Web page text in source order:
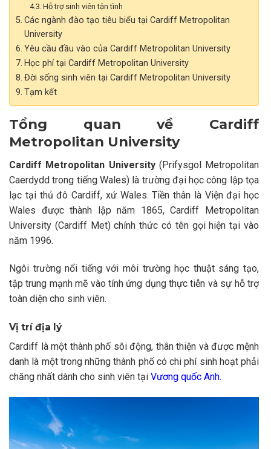
Hỗ trợ sinh viên tận tình
Các ngành đào tạo tiêu biểu tại Cardiff Metropolitan
University
Yêu cầu đầu vào của Cardiff Metropolitan University
Học phí tại Cardiff Metropolitan University
Đời sống sinh viên tại Cardiff Metropolitan University
Tạm kết
Tổng quan về Cardiff
Metropolitan University
Cardiff Metropolitan University(Prifysgol Metropolitan
Caerdydd trong tiếng Wales) là trường đại học công lập tọa
lạc tại thủ đô Cardiff, xứ Wales. Tiền thân là Viện đại học
Wales được thành lập năm 1865, Cardiff Metropolitan
University (Cardiff Met) chính thức có tên gọi hiện tại vào
năm 1996.
Ngôi trường nổi tiếng với môi trường học thuật sáng tạo,
tập trung mạnh mẽ vào tính ứng dụng thực tiễn và sự hỗ trợ
toàn diện cho sinh viên.
Vị trí địa lý
Cardiff là một thành phố sôi động, thân thiện và được mệnh
danh là một trong những thành phố có chi phí sinh hoạt phải
chăng nhất dành cho sinh viên tại Vương quốc Anh.